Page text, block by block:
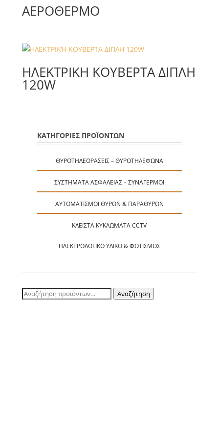
ΑΕΡΟΘΕΡΜΟ
ΗΛΕΚΤΡΙΚΉ ΚΟΥΒΕΡΤΑ ΔΙΠΛΗ
120W
ΚΑΤΗΓΟΡΙΕΣ ΠΡΟΪΟΝΤΩΝ
ΘΥΡΟΤΗΛΕΟΡΆΣΕΙΣ – ΘΥΡΟΤΗΛΈΦΩΝΑ
ΣΥΣΤΉΜΑΤΑ ΑΣΦΑΛΕΊΑΣ – ΣΥΝΑΓΕΡΜΟΊ
ΑΥΤΟΜΑΤΙΣΜΟΊ ΘΥΡΏΝ & ΠΑΡΑΘΎΡΩΝ
ΚΛΕΙΣΤΆ ΚΥΚΛΏΜΑΤΑ CCTV
ΗΛΕΚΤΡΟΛΟΓΙΚΌ ΥΛΙΚΌ & ΦΩΤΙΣΜΌΣ
Αναζήτηση
Αναζήτηση